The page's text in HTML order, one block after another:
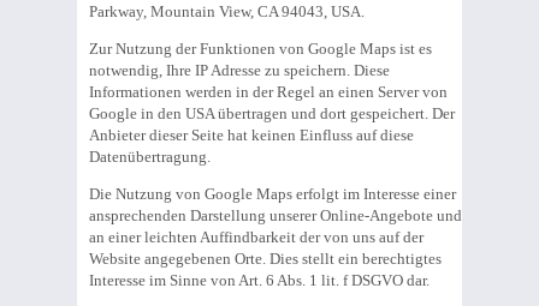
Parkway, Mountain View, CA 94043, USA.
Zur Nutzung der Funktionen von Google Maps ist es
notwendig, Ihre IP Adresse zu speichern. Diese
Informationen werden in der Regel an einen Server von
Google in den USA übertragen und dort gespeichert. Der
Anbieter dieser Seite hat keinen Einfluss auf diese
Datenübertragung.
Die Nutzung von Google Maps erfolgt im Interesse einer
ansprechenden Darstellung unserer Online-Angebote und
an einer leichten Auffindbarkeit der von uns auf der
Website angegebenen Orte. Dies stellt ein berechtigtes
Interesse im Sinne von Art. 6 Abs. 1 lit. f DSGVO dar.